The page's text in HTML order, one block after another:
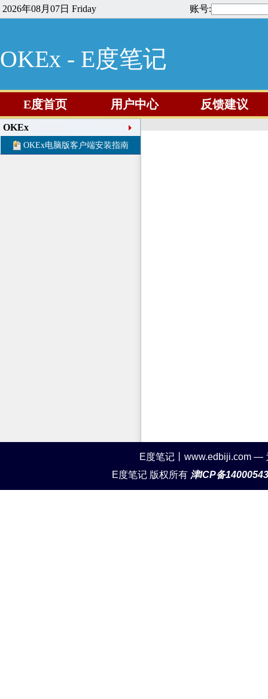
2026年08月07日 Friday 账号:
OKEx - E度笔记
E度首页 用户中心 反馈建议
OKEx
OKEx电脑版客户端安装指南
E度笔记丨www.edbiji.com
E度笔记 版权所有 津ICP备